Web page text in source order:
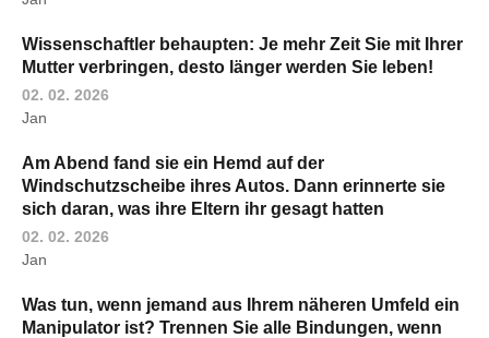
Wissenschaftler behaupten: Je mehr Zeit Sie mit Ihrer
Mutter verbringen, desto länger werden Sie leben!
02. 02. 2026
Jan
Am Abend fand sie ein Hemd auf der
Windschutzscheibe ihres Autos. Dann erinnerte sie
sich daran, was ihre Eltern ihr gesagt hatten
02. 02. 2026
Jan
Was tun, wenn jemand aus Ihrem näheren Umfeld ein
Manipulator ist? Trennen Sie alle Bindungen, wenn